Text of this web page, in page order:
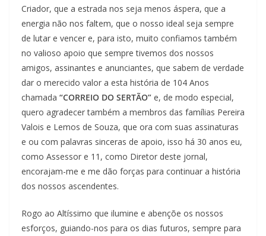
Criador, que a estrada nos seja menos áspera, que a
energia não nos faltem, que o nosso ideal seja sempre
de lutar e vencer e, para isto, muito confiamos também
no valioso apoio que sempre tivemos dos nossos
amigos, assinantes e anunciantes, que sabem de verdade
dar o merecido valor a esta história de 104 Anos
chamada “CORREIO DO SERTÃO” e, de modo especial,
quero agradecer também a membros das famílias Pereira
Valois e Lemos de Souza, que ora com suas assinaturas
e ou com palavras sinceras de apoio, isso há 30 anos eu,
como Assessor e 11, como Diretor deste jornal,
encorajam-me e me dão forças para continuar a história
dos nossos ascendentes.
Rogo ao Altíssimo que ilumine e abençõe os nossos
esforços, guiando-nos para os dias futuros, sempre para